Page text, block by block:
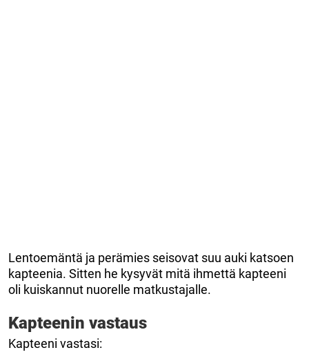
Lentoemäntä ja perämies seisovat suu auki katsoen
kapteenia. Sitten he kysyvät mitä ihmettä kapteeni
oli kuiskannut nuorelle matkustajalle.
Kapteenin vastaus
Kapteeni vastasi: